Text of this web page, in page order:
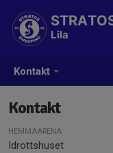
Kontakt
Lila
Kontakt
HEMMAARENA
Idrottshuset